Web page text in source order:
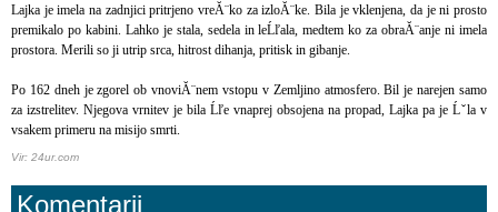
Lajka je imela na zadnjici pritrjeno vreĂ¨ko za izloĂ¨ke. Bila je vklenjena, da je ni prosto
premikalo po kabini. Lahko je stala, sedela in leĹľala, medtem ko za obraĂ¨anje ni imela
prostora. Merili so ji utrip srca, hitrost dihanja, pritisk in gibanje.
Po 162 dneh je zgorel ob vnoviĂ¨nem vstopu v Zemljino atmosfero. Bil je narejen samo
za izstrelitev. Njegova vrnitev je bila Ĺľe vnaprej obsojena na propad, Lajka pa je Ĺˇla v
vsakem primeru na misijo smrti.
Vir: 24ur.com
Komentarji